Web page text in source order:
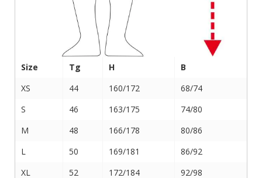
Size Tg H
B
XS
44 160/172
68/74
S
46 163/175
74/80
M
48 166/178
80/86
L
50 169/181
86/92
XL
52 172/184
92/98